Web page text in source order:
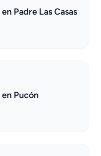
Padre Las Casas
Pucón